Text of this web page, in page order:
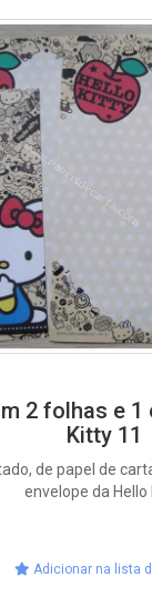
2 folhas e 1
Kitty 11
de papel de
envelope da Hello
Adicionar na lista